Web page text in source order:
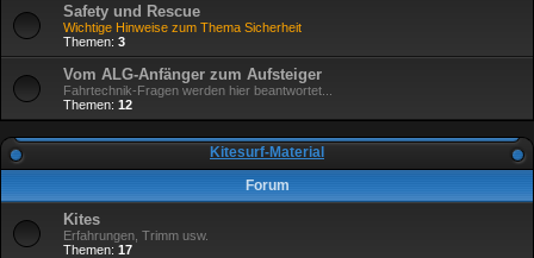
Safety und Rescue
Wichtige Hinweise zum Thema Sicherheit
Themen: 3
Vom ALG-Anfänger zum Aufsteiger
Fahrtechnik-Fragen werden hier beantwortet...
Themen: 12
Kitesurf-Material
Forum
Kites
Erfahrungen, Trimm usw.
Themen: 17